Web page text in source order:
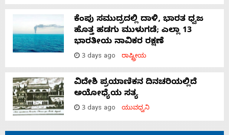
ಕೆಂಪು ಸಮುದ್ರದಲ್ಲಿ ದಾಳಿ, ಭಾರತ ಧ್ವಜ
ಹೊತ್ತ ಹಡಗು ಮುಳುಗಡೆ; ಎಲ್ಲಾ 13
ಭಾರತೀಯ ನಾವಿಕರ ರಕ್ಷಣೆ
3 days ago ರಾಷ್ಟ್ರೀಯ
ವಿದೇಶಿ ಪ್ರಯಾಣಿಕನ ದಿನಚರಿಯಲ್ಲಿದೆ
ಅಯೋಧ್ಯೆಯ ಸತ್ಯ
3 days ago ಯುವಧ್ವನಿ